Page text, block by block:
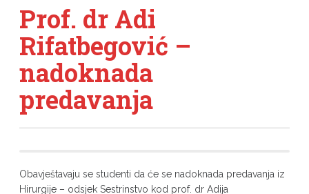
Prof. dr Adi
Rifatbegović –
nadoknada
predavanja
Obavještavaju se studenti da će se nadoknada predavanja iz
Hirurgije – odsjek Sestrinstvo kod prof. dr Adija